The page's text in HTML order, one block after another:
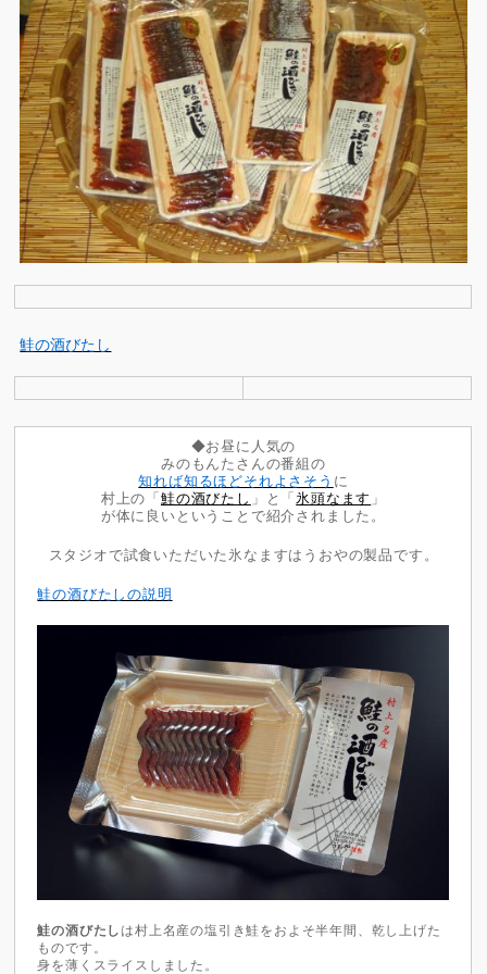
鮭の酒びたし
◆お昼に人気の
みのもんたさんの番組の
知れば知るほどそれよさそう に
村上の「鮭の酒びたし 」と「 氷頭なます 」
が体に良いということで紹介されました。
スタジオで試食いただいた氷なますはうおやの製品です。
鮭の酒びたしの説明
鮭の酒びたし は村上名産の塩引き鮭をおよそ半年間、乾し上げた
ものです。
身を薄くスライスしました。